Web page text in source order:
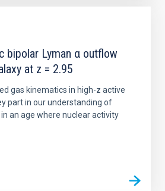
bipolar Lyman α outflow
at z = 2.95
gas kinematics in high-z active
part in our understanding of
an age where nuclear activity